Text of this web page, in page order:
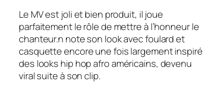
Le MV est joli et bien produit, il joue
parfaitement le rôle de mettre à l’honneur le
chanteur.n note son look avec foulard et
casquette encore une fois largement inspiré
des looks hip hopafro américains, devenu
viral suite à son clip.